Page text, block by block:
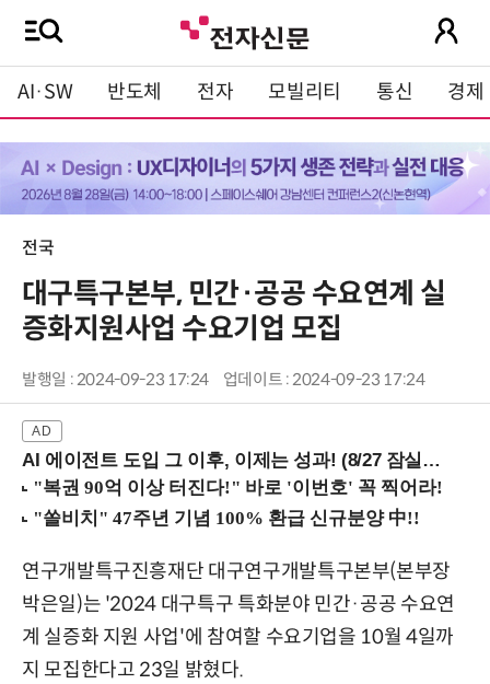
AI·SW 반도체 전자 모빌리티 통신 경제
전국
대구특구본부, 민간·공공 수요연계 실
증화지원사업 수요기업 모집
발행일 : 2024-09-23 17:24 업데이트 : 2024-09-23 17:24
AI 에이전트 도입 그 이후, 이제는 성과! (8/27 잠실역)
연구개발특구진흥재단 대구연구개발특구본부(본부장
박은일)는 '2024 대구특구 특화분야 민간·공공 수요연
계 실증화 지원 사업'에 참여할 수요기업을 10월 4일까
지 모집한다고 23일 밝혔다.